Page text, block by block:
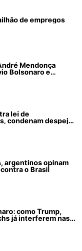
de empregos
Mendonça
Bolsonaro e
lei de
condenam despejos
argentinos opinam
o Brasil
como Trump,
já interferem nas